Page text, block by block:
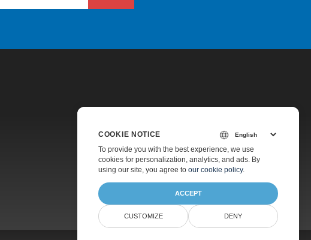
Preise
Kostenlose Beratung
Über
COOKIE NOTICE
To provide you with the best experience, we use
cookies for personalization, analytics, and ads. By
using our site, you agree to our cookie policy.
ACCEPT
CUSTOMIZE DENY